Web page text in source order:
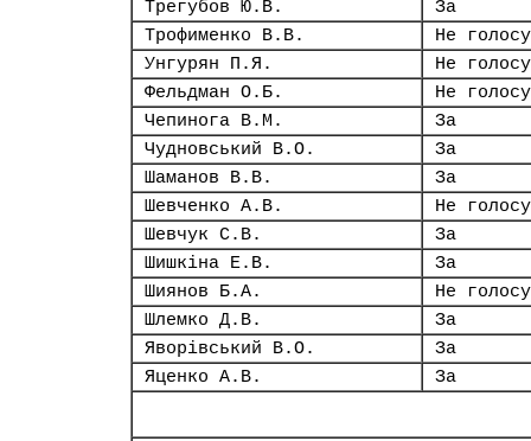
Трегубов Ю.В.
За
Трофименко В.В.
Не
Унгурян П.Я.
Не
Фельдман О.Б.
Не
Чепинога В.М.
За
Чудновський В.О.
За
Шаманов В.В.
За
Шевченко А.В.
Не
Шевчук С.В.
За
Шишкіна Е.В.
За
Шиянов Б.А.
Не
Шлемко Д.В.
За
Яворівський В.О.
За
Яценко А.В.
За